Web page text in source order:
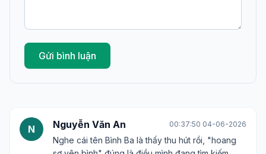
TIN TỨC
Trải nghiệm Đảo Robinson - Tận hưởng biển